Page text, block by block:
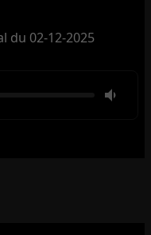
du 02-12-2025